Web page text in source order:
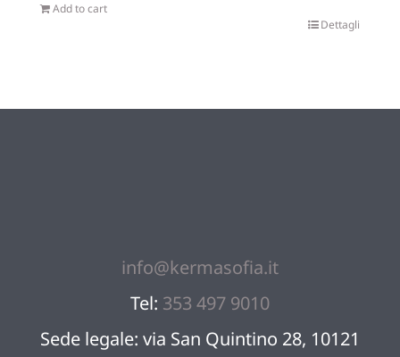
Add to cart
Dettagli
info@kermasofia.it
Tel: 353 497 9010
Sede legale: via San Quintino 28, 10121